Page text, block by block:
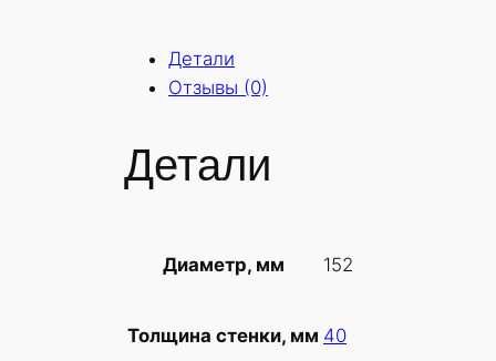
Детали
Отзывы (0)
Детали
Диаметр, мм 152
Толщина стенки, мм 40